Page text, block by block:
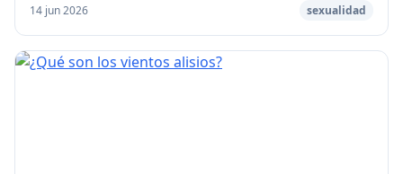
regla que un chico puede eyacular, puede...
14 jun 2026 sexualidad